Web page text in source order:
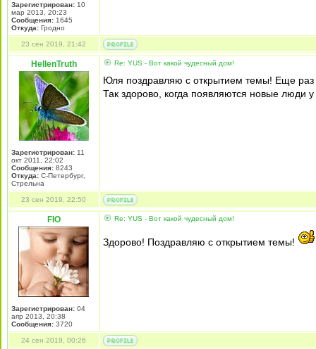
Зарегистрирован: 10
мар 2013, 20:23
Сообщения: 1645
Откуда: Гродно
23 сен 2019, 21:42
HellenTruth
Зарегистрирован: 11
окт 2011, 22:02
Сообщения: 8243
Откуда: С-Петербург,
Стрельна
Re: YUS - Вот какой чудесный дом!
Юля поздравляю с открытием темы! Еще
Так здорово, когда появляются новые люди
23 сен 2019, 22:50
FIO
Зарегистрирован: 04
апр 2013, 20:38
Сообщения: 3720
Re: YUS - Вот какой чудесный дом!
Здорово! Поздравляю с открытием темы!
24 сен 2019, 00:26